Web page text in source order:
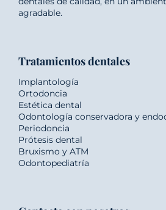
agradable.
Tratamientos dentales
Implantología
Ortodoncia
Estética dental
Odontología conservadora y
Periodoncia
Prótesis dental
Bruxismo y ATM
Odontopediatría